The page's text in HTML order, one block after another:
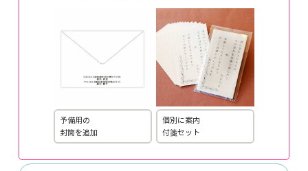
予備用の
封筒を追加
個別に案内
付箋セット